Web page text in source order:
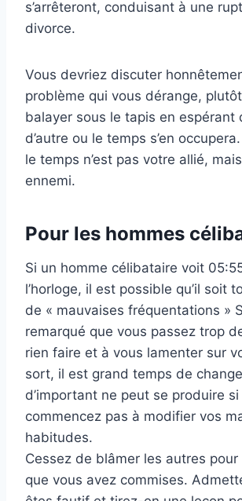
s’arrêteront, conduisant à une
divorce.
Vous devriez discuter
problème qui vous dérange,
balayer sous le tapis en espérant
d’autre ou le temps s’en
le temps n’est pas votre allié,
ennemi.
Pour les hommes
Si un homme célibataire voit
l’horloge, il est possible qu’il soit
de « mauvaises fréquentations »
remarqué que vous passez trop
rien faire et à vous lamenter sur
sort, il est grand temps de
d’important ne peut se produire
commencez pas à modifier vos
habitudes.
Cessez de blâmer les autres pour
que vous avez commises.